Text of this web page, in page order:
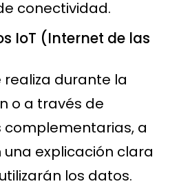
conectividad.
IoT (Internet de las
realiza durante la
o a través de
complementarias, a
explicación clara
los datos.